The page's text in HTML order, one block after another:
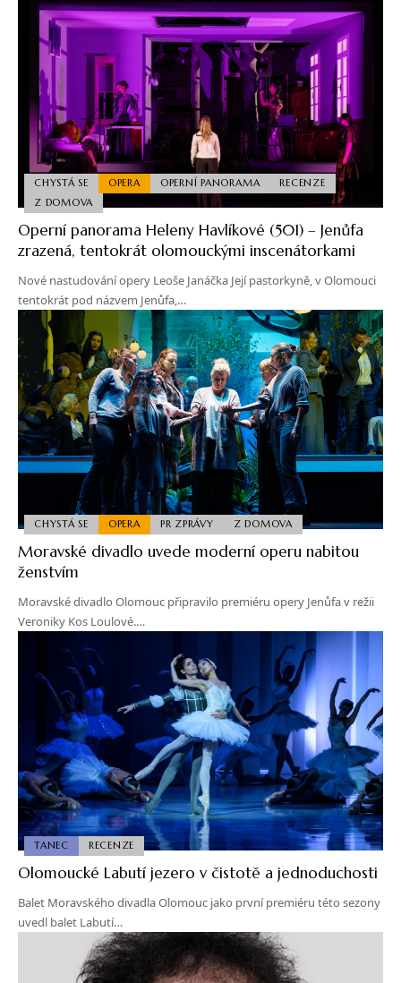
CHYSTÁ SE OPERA OPERNÍ PANORAMA
RECENZE
Z DOMOVA
Operní panorama Heleny Havlíkové (501) – Jenůfa
zrazená, tentokrát olomouckými inscenátorkami
Nové nastudování opery Leoše Janáčka Její pastorkyně, v Olomouci
tentokrát pod názvem Jenůfa,…
CHYSTÁ SE OPERA PR ZPRÁVY Z DOMOVA
Moravské divadlo uvede moderní operu nabitou
ženstvím
Moravské divadlo Olomouc připravilo premiéru opery Jenůfa v režii
Veroniky Kos Loulové.…
TANEC RECENZE
Olomoucké Labutí jezero v čistotě a jednoduchosti
Balet Moravského divadla Olomouc jako první premiéru této sezony
uvedl balet Labutí…